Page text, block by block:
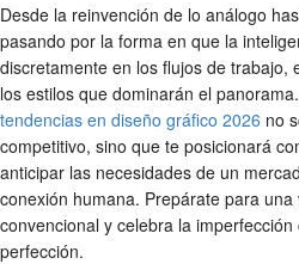
Desde la reinvención de lo análogo
pasando por la forma en que la
discretamente en los flujos de trabajo,
los estilos que dominarán el
tendencias en diseño gráfico 2026 no
competitivo, sino que te posicionará
anticipar las necesidades de un
conexión humana. Prepárate para
convencional y celebra la
perfección.